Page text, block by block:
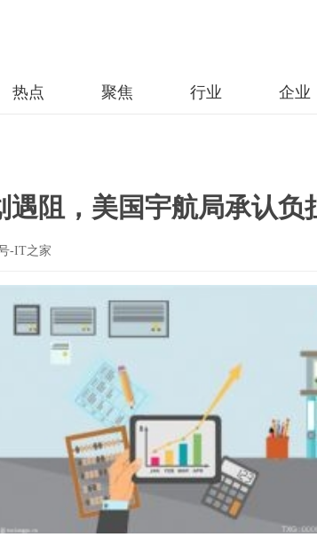
热点 聚焦 行业 企业
阻，美国宇航局承认负
-IT之家